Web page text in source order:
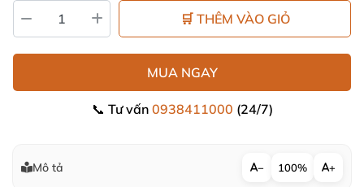
🛒 THÊM VÀO GIỎ
MUA NGAY
📞 Tư vấn 0938411000 (24/7)
Mô tả − 100% +